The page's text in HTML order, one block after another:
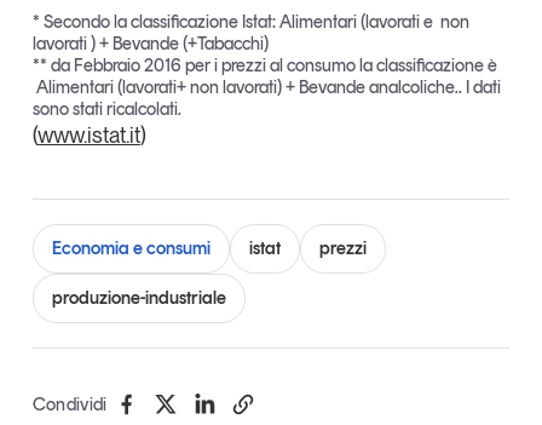
Un anno di
Tendenze
2026
Leggi il magazine
* Secondo la classificazione Istat: Alimentari (lavorati e non
lavorati ) + Bevande (+Tabacchi)
** da Febbraio 2016 per i prezzi al consumo la classificazione è
Alimentari (lavorati+ non lavorati) + Bevande analcoliche.. I dati
sono stati ricalcolati.
(www.istat.it)
Economia e consumi istat prezzi
produzione-industriale
Condividi